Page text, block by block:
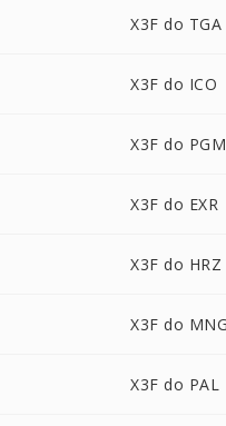
X3F do TGA
X3F do ICO
X3F do PGM
X3F do EXR
X3F do HRZ
X3F do
X3F do PAL